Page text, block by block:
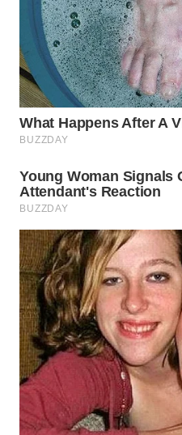
WN
DEPOK
WN
TAPANULI
UTARA
WN
SAMOSIR
WN
PADANG
LAWAS
WN
SUMEDANG
WN
CIANJUR